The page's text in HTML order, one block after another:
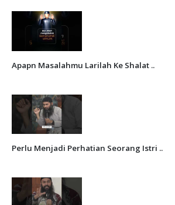
Apapn Masalahmu Larilah Ke Shalat ..
Perlu Menjadi Perhatian Seorang Istri ..